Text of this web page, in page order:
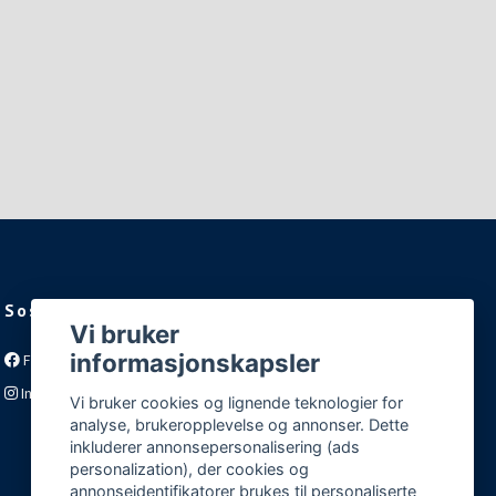
Sosiale medier
Facebook
Instagram
Vi bruker
informasjonskapsler
Vi bruker cookies og lignende teknologier for
analyse, brukeropplevelse og annonser. Dette
inkluderer annonsepersonalisering (ads
personalization), der cookies og
annonseidentifikatorer brukes til personaliserte